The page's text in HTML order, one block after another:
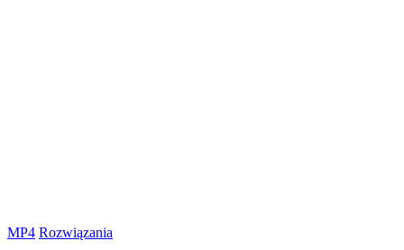
MP4 Rozwiązania